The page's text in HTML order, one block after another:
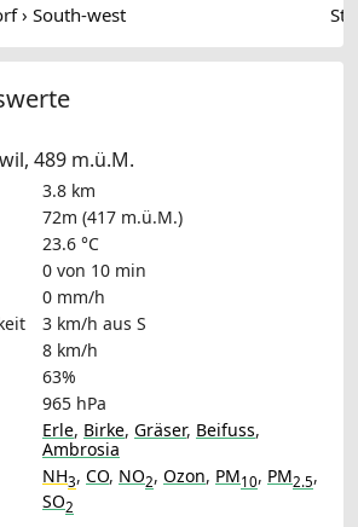
› South-west
489 m.ü.M.
3.8 km
72m (417 m.ü.M.)
23.6 °C
0 von 10 min
0 mm/h
3 km/h aus S
8 km/h
63%
965 hPa
Erle, Birke, Gräser, Beifuss,
Ambrosia
NH3, CO, NO2, Ozon, PM10, PM2.5,
SO2